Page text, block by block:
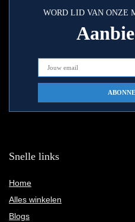
WORD LID VAN ONZE
Snelle links
Home
Alles winkelen
Blogs